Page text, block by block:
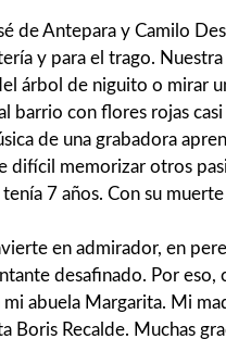
de Antepara y Camilo
y para el trago.
árbol de niguito o mirar
barrio con flores rojas
de una grabadora
memorizar otros
7 años. Con su
en admirador, en
desafinado. Por
abuela Margarita. Mi
Boris Recalde. Muchas